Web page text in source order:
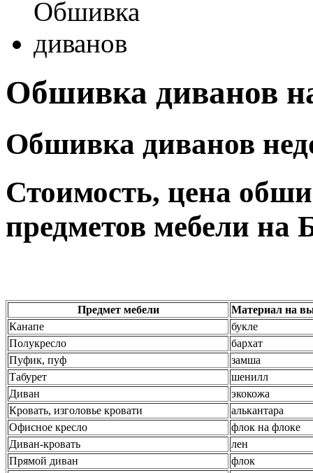
Обшивка диванов
Обшивка диванов
Стоимость, цена
предметов мебели на
Предмет мебели
Материал на
Канапе
букле
Полукресло
бархат
Пуфик, пуф
замша
Табурет
шенилл
Диван
экокожа
Кровать, изголовье кровати
алькантара
Офисное кресло
флок на флоке
Диван-кровать
лен
Прямой диван
флок